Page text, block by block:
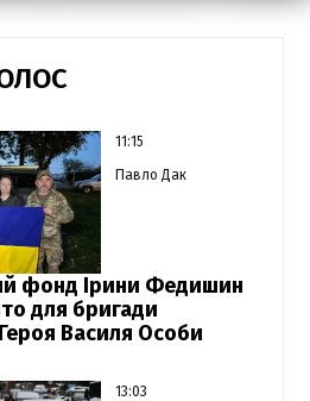
11:15
Павло Дак
фонд Ірини Федишин
для бригади
Василя Особи
13:03